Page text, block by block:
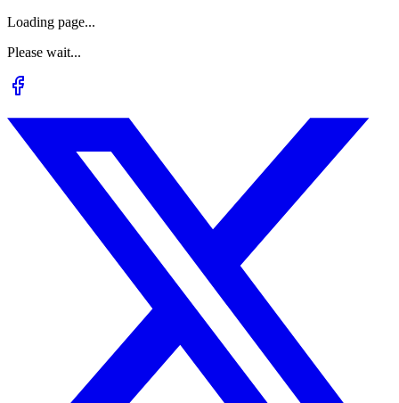
Loading page...
Please wait...